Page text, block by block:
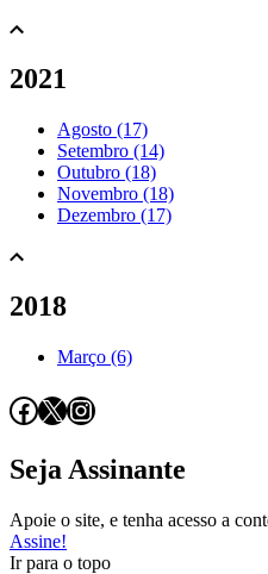
2021
Agosto (17)
Setembro (14)
Outubro (18)
Novembro (18)
Dezembro (17)
2018
Março (6)
Facebook
X Instagram
Seja Assinante
Apoie o site, e tenha acesso a
Assine!
Ir para o topo